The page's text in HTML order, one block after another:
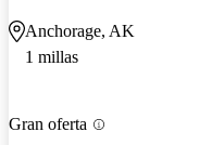
Anchorage, AK
1 millas
Gran oferta